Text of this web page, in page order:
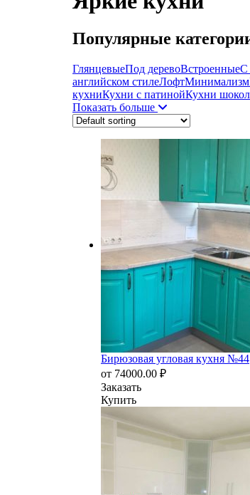
Популярные
ГлянцевыеПод деревоВстроенныеС
английском стилеЛофтМинимализм
кухниКухни с патинойКухни
Показать больше
Бирюзовая угловая кухня №44
от 74000.00 ₽
Заказать
Купить